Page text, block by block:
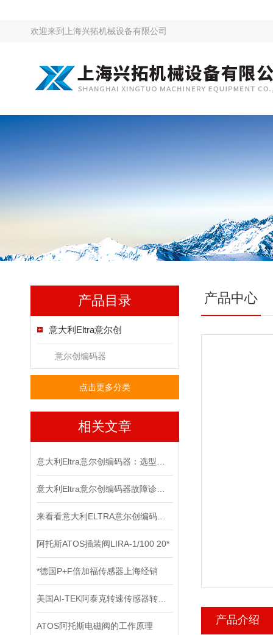
欢迎来到 上海兴拓机械设备有限公司
产品目录
意大利Eltra意尔创
意尔创编码器
点击更多分类
相关文章
阿托斯ATOS插装阀LIRA-1/100 20*
*德国P+F倍加福传感器上海经销
ATOS阿托斯电磁阀的工作原理
产品中心
产品介绍